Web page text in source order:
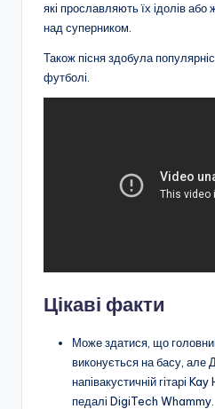
які прославляють їх ідолів
над суперником.
Також пісня здобула
футболі.
Цікаві факти
Може здатися, що
виконується на басу, але
напівакустичній гітарі
педалі DigiTech Whammy.